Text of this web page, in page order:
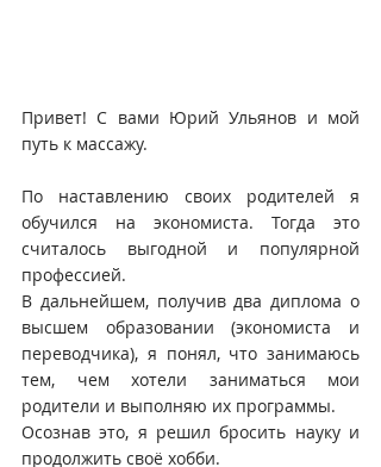
Привет! С вами Юрий Ульянов и мой
путь к массажу.
По наставлению своих родителей я
обучился на экономиста. Тогда это
считалось выгодной и популярной
профессией.
В дальнейшем, получив два диплома о
высшем образовании (экономиста и
переводчика), я понял, что занимаюсь
тем, чем хотели заниматься мои
родители и выполняю их программы.
Осознав это, я решил бросить науку и
продолжить своё хобби.